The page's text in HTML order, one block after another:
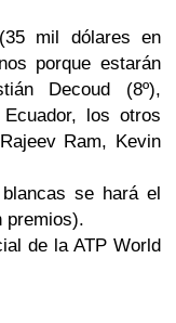
mil dólares en
porque estarán
Decoud (8º),
los otros
Ram, Kevin
se hará el
premios).
de la ATP World